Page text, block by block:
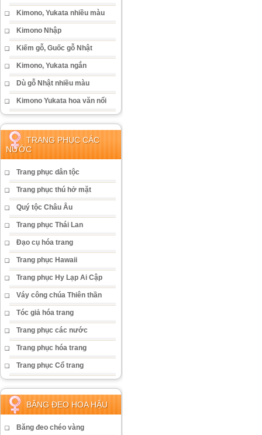
Kimono, Yukata nhiều màu
Kimono Nhập
Kiếm gỗ, Guốc gỗ Nhật
Kimono, Yukata ngắn
Dù gỗ Nhật nhiều màu
Kimono Yukata hoa văn nổi
TRANG PHỤC CÁC
NƯỚC
Trang phục dân tộc
Trang phục thú hở mặt
Quý tộc Châu Âu
Trang phục Thái Lan
Đạo cụ hóa trang
Trang phục Hawaii
Trang phục Hy Lạp Ai Cập
Váy công chúa Thiên thần
Tóc giả hóa trang
Trang phục các nước
Trang phục hóa trang
Trang phục Cổ trang
BĂNG ĐEO HOA HẬU
Băng đeo chéo vàng